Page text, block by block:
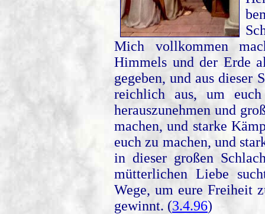
Mich vollkommen
Himmels und der Erde
gegeben, und aus dieser
reichlich aus, um
herauszunehmen und
machen, und starke
euch zu machen, und
in dieser großen
mütterlichen Liebe
Wege, um eure Freiheit
gewinnt. (3.4.96)